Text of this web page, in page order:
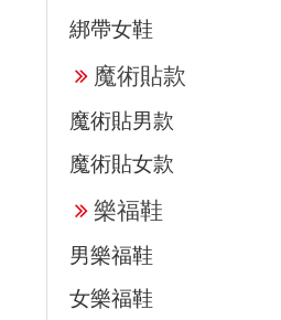
綁帶女鞋
魔術貼款
魔術貼男款
魔術貼女款
樂福鞋
男樂福鞋
女樂福鞋